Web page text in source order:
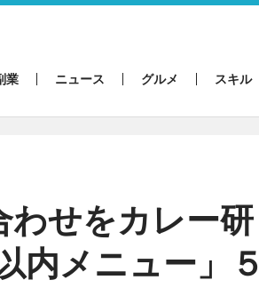
業 ニュース グルメ スキル
わせをカレー研
内メニュー」５